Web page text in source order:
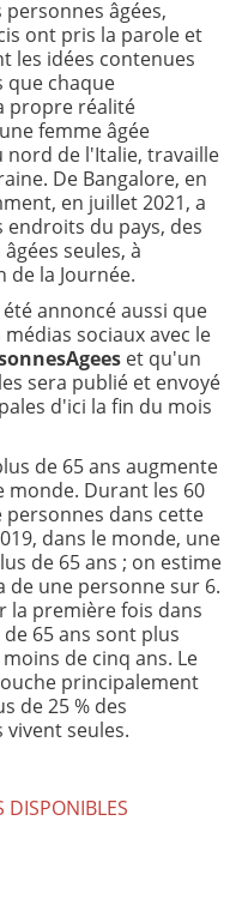
âgées,
ont pris la parole et
les idées contenues
que chaque
propre réalité
femme âgée
nord de l'Italie, travaille
De Bangalore, en
en juillet 2021, a
du pays, des
seules, à
la Journée.
annoncé aussi que
sociaux avec le
et qu'un
sera publié et envoyé
d'ici la fin du mois
de 65 ans augmente
monde. Durant les 60
dans cette
dans le monde, une
de 65 ans ; on estime
de une personne sur 6.
la première fois dans
65 ans sont plus
de cinq ans. Le
principalement
de 25 % des
vivent seules.
DISPONIBLES